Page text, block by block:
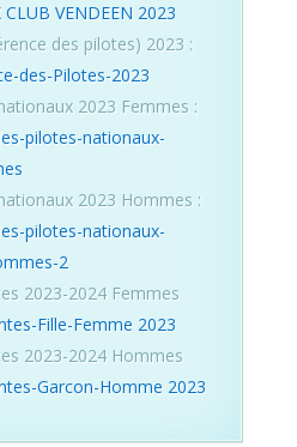
CLUB VENDEEN 2023
des pilotes) 2023 :
des-Pilotes-2023
2023 Femmes :
pilotes-nationaux-
2023 Hommes :
pilotes-nationaux-
2
2023-2024 Femmes
Fille-Femme 2023
2023-2024 Hommes
Garcon-Homme 2023